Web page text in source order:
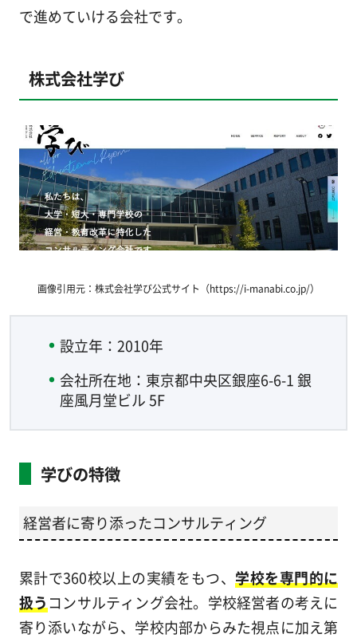
で進めていける会社です。
株式会社学び
画像引用元：株式会社学び公式サイト（https://i-manabi.co.jp/）
設立年：2010年
会社所在地：東京都中央区銀座6-6-1 銀
座風月堂ビル 5F
学びの特徴
経営者に寄り添ったコンサルティング
累計で360校以上の実績をもつ、 学校を専門的に
扱うコンサルティング会社。学校経営者の考えに
寄り添いながら、学校内部からみた視点に加え第